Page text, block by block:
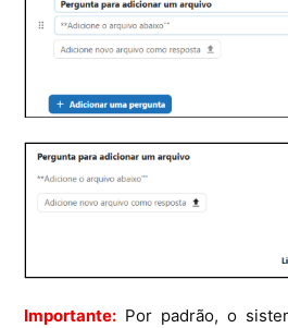
Importante: Por padrão, o